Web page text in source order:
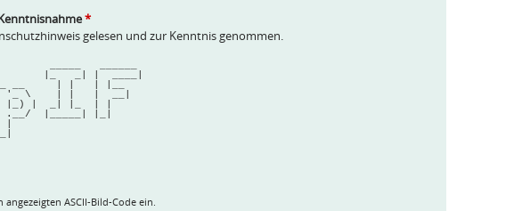
*
gelesen und zur Kenntnis genommen.
_ \          |_   _| |  ____|
_ __     | |   | |__
| '_ \    | |   |  __|
| |_) |  _| |_  | |
| .__/  |_____| |_|
| |
|_|
ASCII-Bild-Code ein.